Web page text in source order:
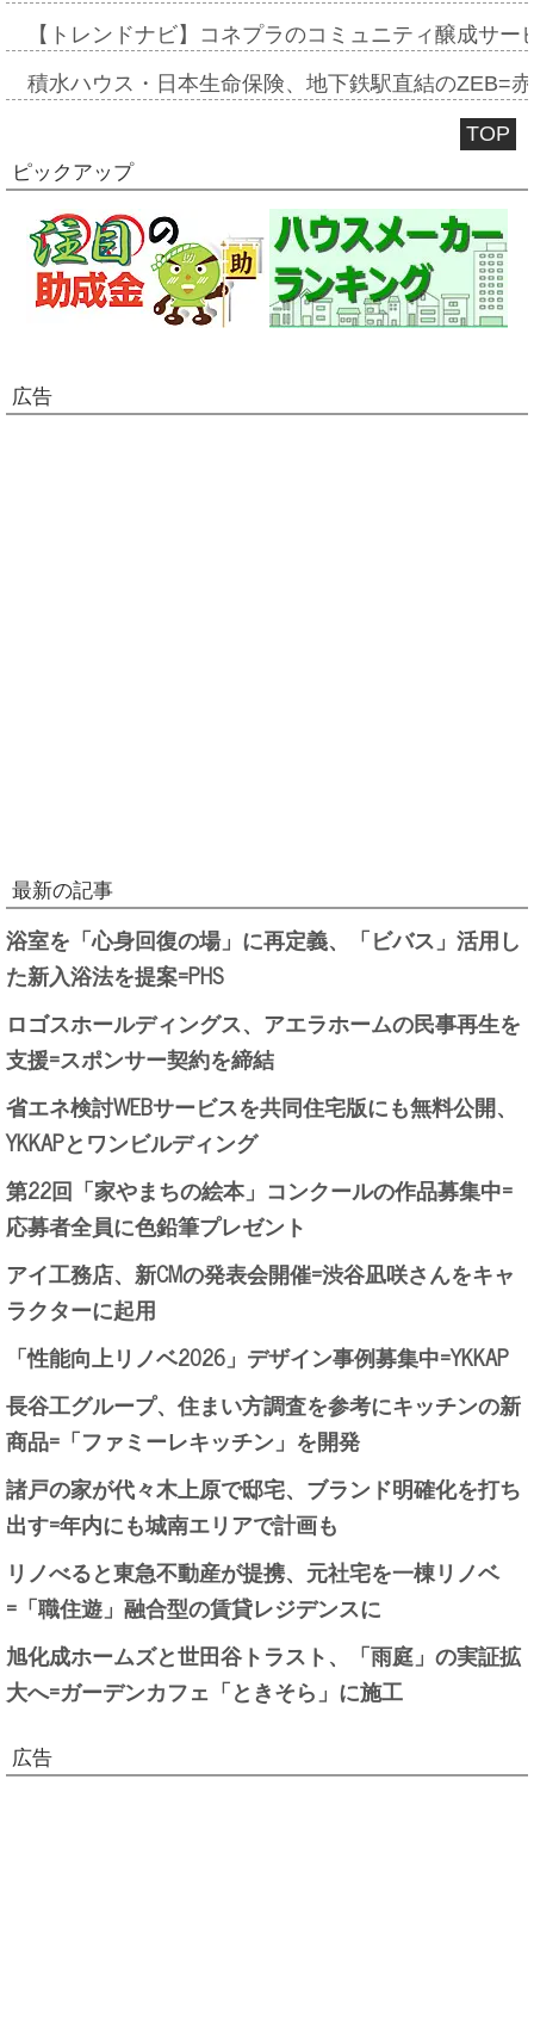
【トレンドナビ】コネプラのコミュニティ醸成サ
積水ハウス・日本生命保険、地下鉄駅直結のZEB=
TOP
ピックアップ
広告
最新の記事
浴室を「心身回復の場」に再定義、「ビバス」活用し
た新入浴法を提案=PHS
ロゴスホールディングス、アエラホームの民事再生を
支援=スポンサー契約を締結
省エネ検討WEBサービスを共同住宅版にも無料公開、
YKKAPとワンビルディング
第22回「家やまちの絵本」コンクールの作品募集中=
応募者全員に色鉛筆プレゼント
アイ工務店、新CMの発表会開催=渋谷凪咲さんをキャ
ラクターに起用
「性能向上リノベ2026」デザイン事例募集中=YKKAP
長谷工グループ、住まい方調査を参考にキッチンの新
商品=「ファミーレキッチン」を開発
諸戸の家が代々木上原で邸宅、ブランド明確化を打ち
出す=年内にも城南エリアで計画も
リノべると東急不動産が提携、元社宅を一棟リノベ
=「職住遊」融合型の賃貸レジデンスに
旭化成ホームズと世田谷トラスト、「雨庭」の実証拡
大へ=ガーデンカフェ「ときそら」に施工
広告